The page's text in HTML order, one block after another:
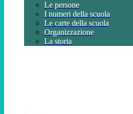
Le persone
I numeri della scuola
Le carte della scuola
Organizzazione
La storia